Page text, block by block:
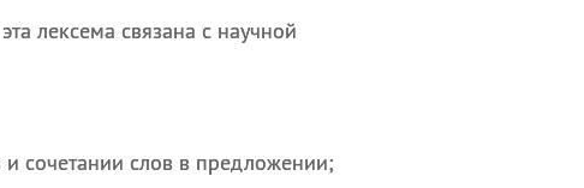
лексема связана с научной
сочетании слов в предложении;